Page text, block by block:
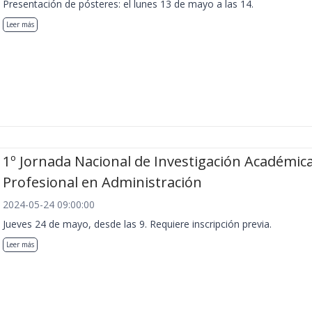
Presentación de pósteres: el lunes 13 de mayo a las 14.
Leer más
1º Jornada Nacional de Investigación
Profesional en Administración
2024-05-24 09:00:00
Jueves 24 de mayo, desde las 9. Requiere inscripción previa.
Leer más